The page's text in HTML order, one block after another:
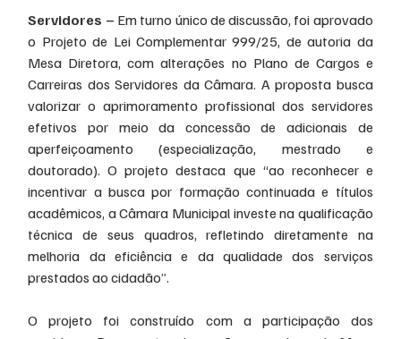
Servidores – Em turno único de discussão, foi aprovado
o Projeto de Lei Complementar 999/25, de autoria da
Mesa Diretora, com alterações no Plano de Cargos e
Carreiras dos Servidores da Câmara. A proposta busca
valorizar o aprimoramento profissional dos servidores
efetivos por meio da concessão de adicionais de
aperfeiçoamento (especialização, mestrado e
doutorado). O projeto destaca que “ao reconhecer e
incentivar a busca por formação continuada e títulos
acadêmicos, a Câmara Municipal investe na qualificação
técnica de seus quadros, refletindo diretamente na
melhoria da eficiência e da qualidade dos serviços
prestados ao cidadão”.
O projeto foi construído com a participação dos